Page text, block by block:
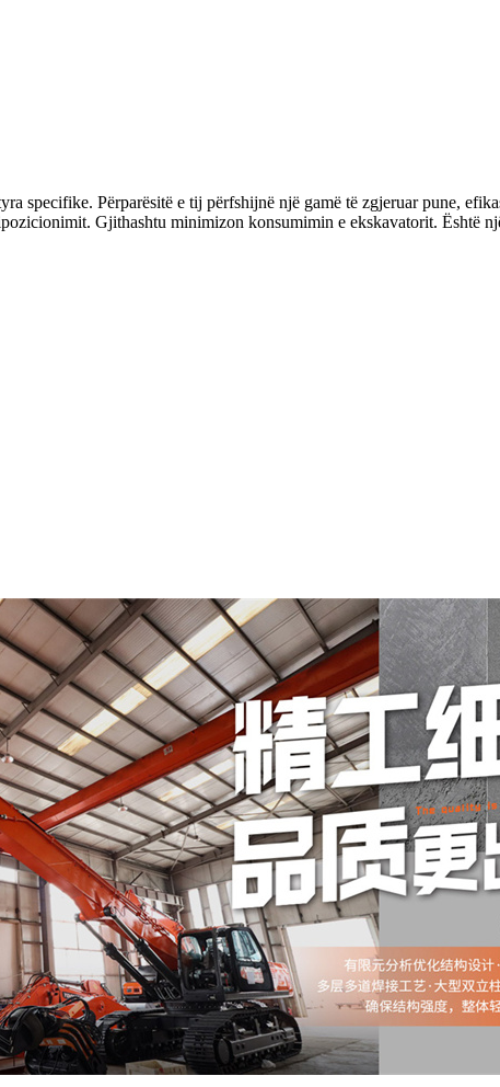
specifike. Përparësitë e tij përfshijnë një gamë të zgjeruar pune,
Gjithashtu minimizon konsumimin e ekskavatorit. Është